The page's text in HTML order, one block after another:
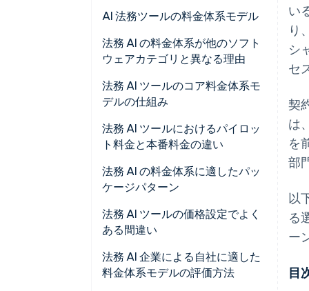
AI 法務ツールの料金体系モデル
法務 AI の料金体系が他のソフト
ウェアカテゴリと異なる理由
法務 AI ツールのコア料金体系モ
デルの仕組み
法務 AI ツールにおけるパイロッ
ト料金と本番料金の違い
法務 AI の料金体系に適したパッ
ケージパターン
法務 AI ツールの価格設定でよく
ある間違い
法務 AI 企業による自社に適した
料金体系モデルの評価方法
い
り
シ
セ
契
は
を
部
以
る
ー
目